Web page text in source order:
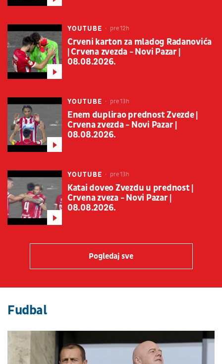
YOUTUBE pre 12h
Crveni karton za mladog Radanovića
| Crvena zvezda - Novi Pazar |
08.08.2026.
YOUTUBE pre 13h
Enem duplirao prednost Zvezde |
Crvena zvezda - Novi Pazar |
08.08.2026.
YOUTUBE pre 13h
Katai doveo Zvezdu u prednost |
Crvena zveza - Novi Pazar |
08.08.2026.
Pogledaj sve
Fudbal